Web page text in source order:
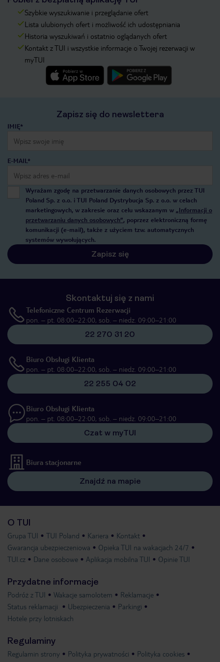
Szybkie wyszukiwanie i przeglądanie ofert
Lista ulubionych ofert i możliwość ich udostępniania
Historia wyszukiwań i ostatnio oglądanych ofert
Kontakt z TUI i wszystkie informacje o Twojej rezerwacji w
myTUI
Zapisz się do newslettera
IMIĘ*
E-MAIL*
Wyrażam zgodę na przetwarzanie danych osobowych przez TUI
Poland Sp. z o.o. i TUI Poland Dystrybucja Sp. z o.o. w celach
marketingowych, w zakresie oraz celu wskazanym w „Informacji o
przetwarzaniu danych osobowych”, poprzez elektroniczną formę
komunikacji (e-mail), także z użyciem tzw. automatycznych
systemów wywołujących.
Zapisz się
Skontaktuj się z nami
Telefoniczne Centrum Rezerwacji
pon. – pt. 08:00–22:00, sob. – niedz. 09:00–21:00
22 270 31 20
Biuro Obsługi Klienta
pon. – pt. 08:00–22:00, sob. – niedz. 09:00–21:00
22 255 04 02
Biuro Obsługi Klienta
pon. – pt. 08:00–22:00, sob. – niedz. 09:00–21:00
Czat w myTUI
Biura stacjonarne
Znajdź na mapie
O TUI
Grupa TUI TUI Poland Kariera
Kontakt
Gwarancja ubezpieczeniowa
Opieka TUI na wakacjach 24/7
TUI.cz
Dane osobowe Aplikacja mobilna TUI Opinie TUI
Przydatne informacje
Podróż z TUI Wakacje samolotem
Reklamacje
Status reklamacji
Ubezpieczenia
Parkingi
Hotele przy lotniskach
Regulaminy
Regulamin strony Polityka prywatności
Polityka cookies